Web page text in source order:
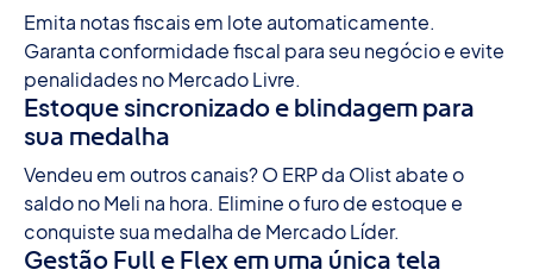
Emita notas fiscais em lote automaticamente.
Garanta conformidade fiscal para seu negócio e evite
penalidades no Mercado Livre.
Estoque sincronizado e blindagem para
sua medalha
Vendeu em outros canais? O ERP da Olist abate o
saldo no Meli na hora. Elimine o furo de estoque e
conquiste sua medalha de Mercado Líder.
Gestão Full e Flex em uma única tela